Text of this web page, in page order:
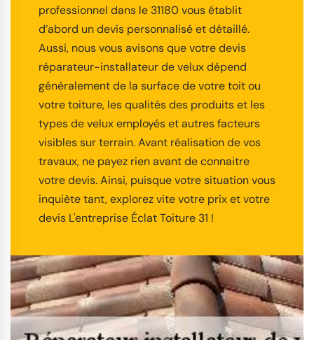
professionnel dans le 31180 vous établit
d’abord un devis personnalisé et détaillé.
Aussi, nous vous avisons que votre devis
réparateur-installateur de velux dépend
généralement de la surface de votre toit ou
votre toiture, les qualités des produits et les
types de velux employés et autres facteurs
visibles sur terrain. Avant réalisation de vos
travaux, ne payez rien avant de connaitre
votre devis. Ainsi, puisque votre situation vous
inquiète tant, explorez vite votre prix et votre
devis L'entreprise Éclat Toiture 31 !